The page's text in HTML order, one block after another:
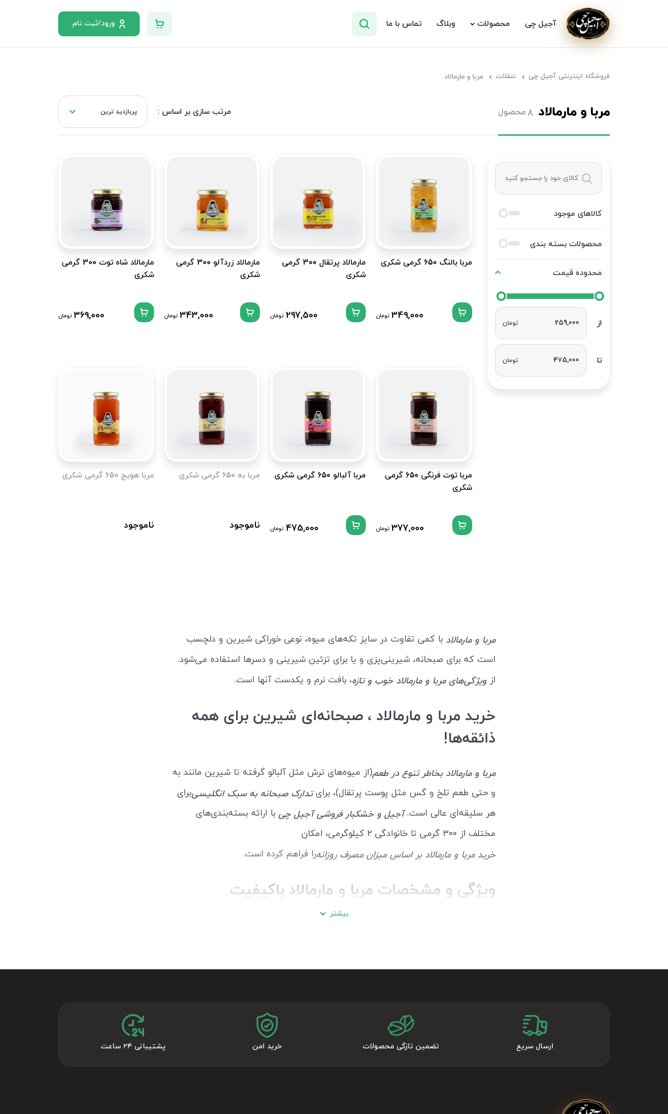
آجیل چی محصولات وبلاگ تماس با ما ورود/ثبت نام
فروشگاه اینترنتی آجیل چی تنقلات مربا و مارمالاد
مربا و مارمالاد 8 محصول مرتب سازی بر اساس :
کالاهای موجود
محصولات بسته بندی
محدوده قیمت
از تومان
تا تومان
مربا بالنگ 650 گرمی شکری
349,000 تومان
مارمالاد پرتقال 300 گرمی
شکری
297,500 تومان
مارمالاد زردآلو 300 گرمی
شکری
343,000 تومان
مارمالاد شاه توت 300 گرمی
شکری
369,000 تومان
مربا توت فرنگی 650 گرمی
شکری
377,000 تومان
مربا آلبالو 650 گرمی شکری
475,000 تومان
مربا به 650 گرمی شکری
ناموجود
مربا هویج 650 گرمی شکری
ناموجود
مربا و مارمالاد با کمی تفاوت در سایز تکه‌های میوه، نوعی خوراکی شیرین و دلچسب
است که برای صبحانه، شیرینی‌پزی و یا برای تزئین شیرینی و دسرها استفاده می‌شود.
از ویژگی‌های مربا و مارمالاد خوب و تازه، بافت نرم و یکدست آنها است.
خرید مربا و مارمالاد ، صبحانه‌ای شیرین برای همه
ذائقه‌ها!
مربا و مارمالاد بخاطر تنوع در طعم(از میوه‌های ترش مثل آلبالو گرفته تا شیرین مانند به
و حتی طعم تلخ و گس مثل پوست پرتقال)، برایتدارک صبحانه به سبک انگلیسیبرای
هر سلیقه‌ای عالی است.آجیل و خشکبار فروشی آجیل چی با ارائه بسته‌بندی‌های
مختلف از ۳۰۰ گرمی تا خانوادگی ۲ کیلوگرمی، امکان
خرید مربا و مارمالاد بر اساس میزان مصرف روزانهرا فراهم کرده است.
ویژگی‌ و مشخصات مربا و مارمالاد باکیفیت
: تعادل شیرینی و ترشی طبیعی میوه حفظ شده باشد.
: درب آن محکم و خلأ شده باشد.
بیشتر
ارسال سریع تضمین تازگی محصولات خرید امن پشتیبانی ۲۴ ساعت